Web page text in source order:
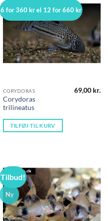
6 for 360 kr el 12 for 660 kr
CORYDORAS
Corydoras
trilineatus
69,00 kr.
TILFØJ TIL KURV
Tilbud!
Ny